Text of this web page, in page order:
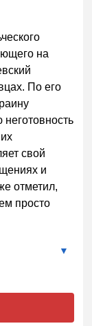
на
По его
свой
и
отметил,
просто